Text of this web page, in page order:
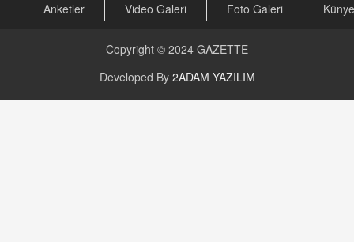
CAN UĞURATEŞ
16.12.2024 14:16
GÜNLÜK BURÇ YORUMU
Anketler Video Galeri Foto Galeri Künye
Copyright © 2024 GAZETTE
Developed By 2ADAM YAZILIM